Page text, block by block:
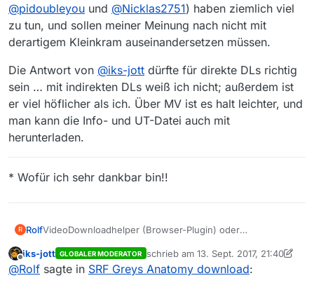
@pidoubleyou und @Nicklas2751) haben ziemlich viel
zu tun, und sollen meiner Meinung nach nicht mit
derartigem Kleinkram auseinandersetzen müssen.
Die Antwort von @iks-jott dürfte für direkte DLs richtig
sein … mit indirekten DLs weiß ich nicht; außerdem ist
er viel höflicher als ich. Über MV ist es halt leichter, und
man kann die Info- und UT-Datei auch mit
herunterladen.
* Wofür ich sehr dankbar bin!!
R RolfVideoDownloadhelper (Browser-Plugin) oder
weiter.
Es geht um folgende Seite:
Offline
iks-jott GLOBALER MODERATOR schrieb am 13. Sept. 2017, 21:40
zuletzt editiert von iks-jott
@Rolf sagte in SRF Greys Anatomy download: